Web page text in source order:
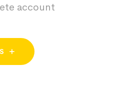
account